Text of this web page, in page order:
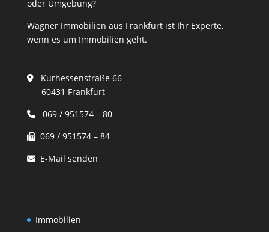
oder Umgebung?
Wagner Immobilien aus Frankfurt ist Ihr Experte,
wenn es um Immobilien geht.
Kurhessenstraße 66
60431 Frankfurt
069 / 951574 – 80
069 / 951574 – 84
E-Mail senden
Immobilien